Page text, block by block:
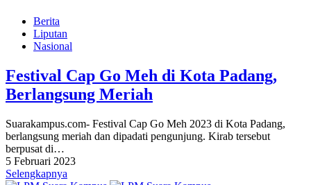
Berita
Liputan
Nasional
Festival Cap Go Meh di Kota Padang,
Berlangsung Meriah
Suarakampus.com- Festival Cap Go Meh 2023 di Kota Padang,
berlangsung meriah dan dipadati pengunjung. Kirab tersebut
berpusat di…
5 Februari 2023
Selengkapnya